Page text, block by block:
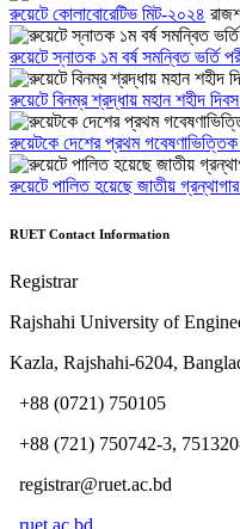
রুয়েটে কোলাবোরেটিভ মিট-২০২৪
রুয়েটে স্নাতক ১ম বর্ষ সমন্বিত ভর্তি
রুয়েটে বিনম্র শ্রদ্ধায় মহান শহীদ
রুয়েটকে দেশের প্রথম গবেষণাভিত্তিক
রুয়েটে পালিত হয়েছে জাতীয়
RUET Contact Information
Registrar
Rajshahi University of
Kazla, Rajshahi-6204,
+88 (0721) 750105
+88 (721) 750742-3,
registrar@ruet.ac.bd